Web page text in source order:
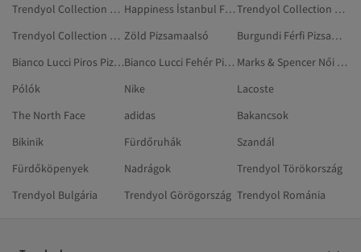
Trendyol Collection Zöld Hálóingek
Happiness İstanbul Fekete Pizsamák
Trendyol Collection Zöld Zokni
Trendyol Collection Zöld Ingek Zöld Pizsamaalsó
Burgundi Férfi Pizsamák
Bianco Lucci Piros Pizsamák
Bianco Lucci Fehér Pizsamák
Marks & Spencer Női Pizsamák
Pólók
Nike
Lacoste
The North Face
adidas
Bakancsok
Bikinik
Fürdőruhák
Szandál
Fürdőköpenyek
Nadrágok
Trendyol Törökország
Trendyol Bulgária
Trendyol Görögország Trendyol Románia